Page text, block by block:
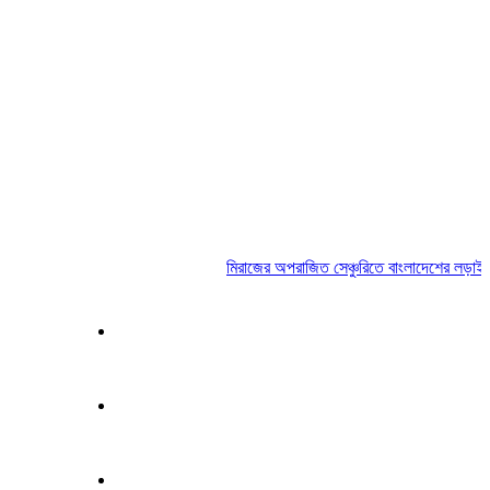
মিরাজের অপরাজিত সেঞ্চুরিতে বাংলাদেশের লড়াই|